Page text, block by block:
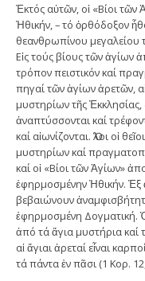
Ἐκτός αὐτῶν, οἱ «Βίοι τῶν
Ἠθικήν, – τό ὀρθόδοξον
θεανθρωπίνου μεγαλείου
Εἰς τούς βίους τῶν ἁγίων
τρόπον πειστικόν καί
πηγαί τῶν ἁγίων ἀρετῶν,
μυστηρίων τῆς Ἐκκλησίας,
ἀναπτύσσονται καί
καί αἰωνίζονται. Ὅλοι οἱ
μυστηρίων καί
καί οἱ «Βίοι τῶν Ἁγίων»
ἐφηρμοσμένην Ἠθικήν. Ἐξ
βεβαιώνουν
ἐφηρμοσμένη Δογματική.
ἀπό τά ἅγια μυστήρια καί
αἱ ἅγιαι ἀρεταί εἶναι
τά πάντα ἐν πᾶσι (1 Κορ.